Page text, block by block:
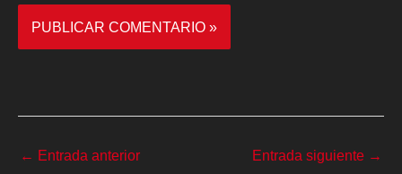
← Entrada anterior Entrada siguiente →